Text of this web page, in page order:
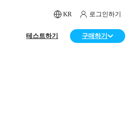
KR 로그인하기
테스트하기 구매하기